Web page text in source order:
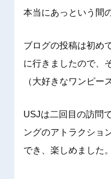
本当にあっという間
ブログの投稿は初め
に行きましたので、
（大好きなワンピー
USJは二回目の訪問
ングのアトラクショ
でき、楽しめました。